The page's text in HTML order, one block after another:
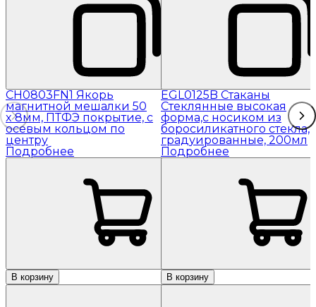
CH0803FN1 Якорь
магнитной мешалки 50
x 8мм, ПТФЭ покрытие, с
осевым кольцом по
центру
Подробнее
В корзину
EGL0125B Стаканы
Стеклянные высокая
форма,с носиком из
боросиликатного стекла,
градуированные, 200мл
Подробнее
В корзину